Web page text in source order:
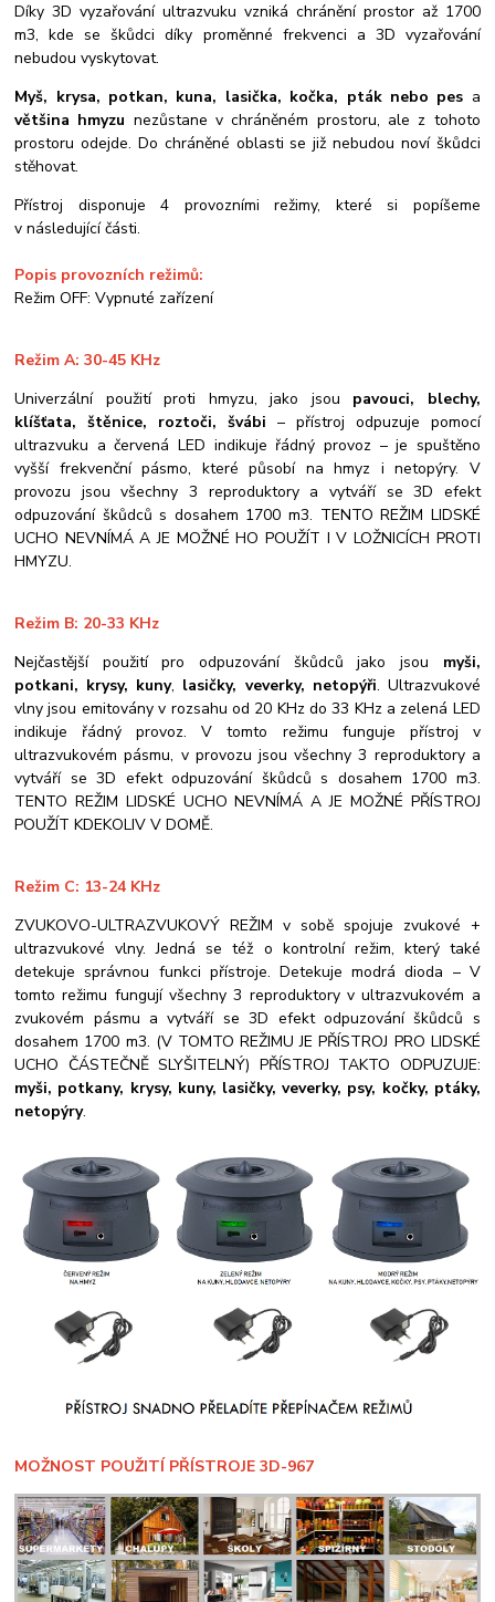
Díky 3D vyzařování ultrazvuku vzniká chránění prostor až 1700
m3, kde se škůdci díky proměnné frekvenci a 3D vyzařování
nebudou vyskytovat.
Myš, krysa, potkan, kuna, lasička, kočka, pták nebo pes a
většina hmyzu nezůstane v chráněném prostoru, ale z tohoto
prostoru odejde. Do chráněné oblasti se již nebudou noví škůdci
stěhovat.
Přístroj disponuje 4 provozními režimy, které si popíšeme
v následující části.
Popis provozních režimů:
Režim OFF:Vypnuté zařízení
Režim A: 30-45 KHz
Univerzální použití proti hmyzu, jako jsou pavouci, blechy,
klíšťata, štěnice, roztoči, švábi – přístroj odpuzuje pomocí
ultrazvuku a červená LED indikuje řádný provoz – je spuštěno
vyšší frekvenční pásmo, které působí na hmyz i netopýry. V
provozu jsou všechny 3 reproduktory a vytváří se 3D efekt
odpuzování škůdců s dosahem 1700 m3. TENTO REŽIM LIDSKÉ
UCHO NEVNÍMÁ A JE MOŽNÉ HO POUŽÍT I V LOŽNICÍCH PROTI
HMYZU.
Režim B: 20-33 KHz
Nejčastější použití pro odpuzování škůdců jako jsou myši,
potkani, krysy, kuny, lasičky, veverky, netopýři. Ultrazvukové
vlny jsou emitovány v rozsahu od 20 KHz do 33 KHz a zelená LED
indikuje řádný provoz. V tomto režimu funguje přístroj v
ultrazvukovém pásmu, v provozu jsou všechny 3 reproduktory a
vytváří se 3D efekt odpuzování škůdců s dosahem 1700 m3.
TENTO REŽIM LIDSKÉ UCHO NEVNÍMÁ A JE MOŽNÉ PŘÍSTROJ
POUŽÍT KDEKOLIV V DOMĚ.
Režim C: 13-24 KHz
ZVUKOVO-ULTRAZVUKOVÝ REŽIM v sobě spojuje zvukové +
ultrazvukové vlny. Jedná se též o kontrolní režim, který také
detekuje správnou funkci přístroje. Detekuje modrá dioda – V
tomto režimu fungují všechny 3 reproduktory v ultrazvukovém a
zvukovém pásmu a vytváří se 3D efekt odpuzování škůdců s
dosahem 1700 m3. (V TOMTO REŽIMU JE PŘÍSTROJ PRO LIDSKÉ
UCHO ČÁSTEČNĚ SLYŠITELNÝ) PŘÍSTROJ TAKTO ODPUZUJE:
myši, potkany, krysy, kuny, lasičky, veverky, psy, kočky, ptáky,
netopýry.
MOŽNOST POUŽITÍ PŘÍSTROJE 3D-967